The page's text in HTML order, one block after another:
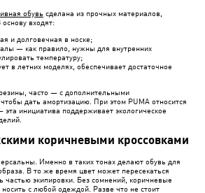
обувь сделана из прочных материалов,
входят:
и долговечная в носке;
— как правило, нужны для внутренних
температуру;
в летних моделях, обеспечивает достаточное
часто — с дополнительными
дать амортизацию. При этом PUMA относится
инициатива поддерживает экологическое
коричневыми кроссовками
Именно в таких тонах делают обувь для
В то же время цвет может пересекаться
частью экипировки. Без сомнений, коричневые
с любой одеждой. Разве что не стоит